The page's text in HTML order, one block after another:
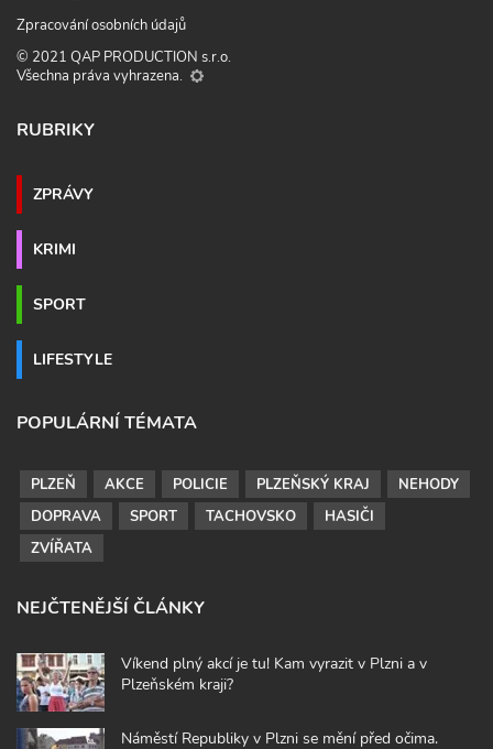
Zpracování osobních údajů
© 2021 QAP PRODUCTION s.r.o.
Všechna práva vyhrazena.
RUBRIKY
ZPRÁVY
KRIMI
SPORT
LIFESTYLE
POPULÁRNÍ TÉMATA
PLZEŇ AKCE POLICIE PLZEŇSKÝ KRAJ
NEHODY
DOPRAVA
SPORT TACHOVSKO
HASIČI
ZVÍŘATA
NEJČTENĚJŠÍ ČLÁNKY
Víkend plný akcí je tu! Kam vyrazit v Plzni a v
Plzeňském kraji?
Náměstí Republiky v Plzni se mění před očima.